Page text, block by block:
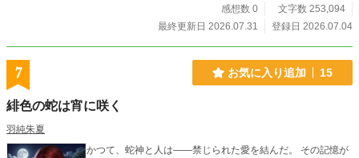
が好き／「補うけれど縛らない」成熟した恋人同士が好き／
暗殺者ギルド、潜入、戦闘のあるダークファンタジーが好
◆◆◆◆◆◆◆◆◆◆◆◆◆◆◆◆◆◆◆◆◆◆
※本編はR15相当の戦闘・流血・重い過去・BL要素を含みま
す。※本文・表紙画像・一部ビジュアルにAI生成を使用して
情報をもとに、作者が構成・選定・調整しています。
感想数 0
文字数 253,094
最終更新日 2026.07.31
登録日 2026.07.04
7 お気に入り追加 15
緋色の蛇は宵に咲く
羽純朱夏
かつて、蛇神と人は――禁じられた愛を結んだ。 その記憶が